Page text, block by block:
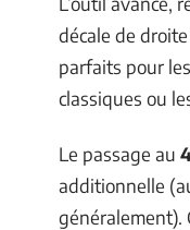
décale de
parfaits pour les
classiques ou
Le passage au
additionnelle
généralement).